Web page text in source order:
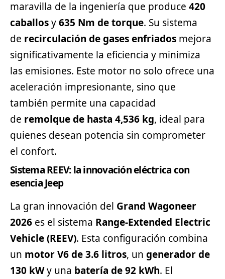
maravilla de la ingeniería que produce 420
caballosy635 Nm de torque. Su sistema
de recirculación de gases enfriados mejora
significativamente la eficiencia y minimiza
las emisiones. Este motor no solo ofrece una
aceleración impresionante, sino que
también permite una capacidad
de remolque de hasta 4,536 kg, ideal para
quienes desean potencia sin comprometer
el confort.
Sistema REEV: la innovación eléctrica con
esencia Jeep
La gran innovación del Grand Wagoneer
2026 es el sistema Range-Extended Electric
Vehicle (REEV). Esta configuración combina
un motor V6 de 3.6 litros, un generador de
130 kWy una batería de 92 kWh. El